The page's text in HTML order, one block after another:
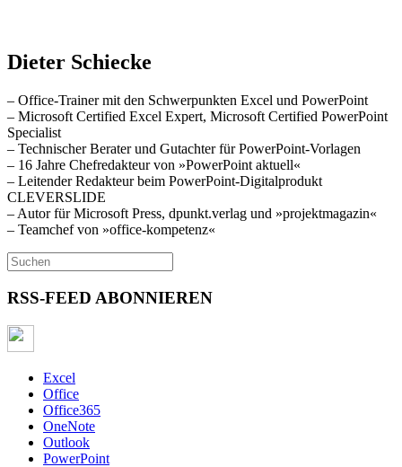
Dieter Schiecke
– Office-Trainer mit den Schwerpunkten Excel und PowerPoint
– Microsoft Certified Excel Expert, Microsoft Certified PowerPoint
Specialist
– Technischer Berater und Gutachter für PowerPoint-Vorlagen
– 16 Jahre Chefredakteur von »PowerPoint aktuell«
– Leitender Redakteur beim PowerPoint-Digitalprodukt
CLEVERSLIDE
– Autor für Microsoft Press, dpunkt.verlag und »projektmagazin«
– Teamchef von »office-kompetenz«
RSS-FEED ABONNIEREN
Excel
Office
Office365
OneNote
Outlook
PowerPoint